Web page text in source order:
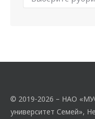
© 2019-2026 – НАО
университет Семей»,